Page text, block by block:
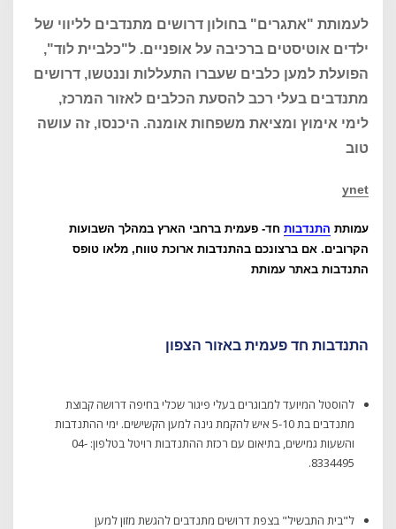
לעמותת "אתגרים" בחולון דרושים מתנדבים לליווי של
ילדים אוטיסטים ברכיבה על אופניים. ל"כלביית לוד",
הפועלת למען כלבים שעברו התעללות וננטשו, דרושים
מתנדבים בעלי רכב להסעת הכלבים לאזור המרכז,
לימי אימוץ ומציאת משפחות אומנה. היכנסו, זה עושה
טוב
ynet
עמותת התנדבות חד- פעמית ברחבי הארץ במהלך השבועות
הקרובים. אם ברצונכם בהתנדבות ארוכת טווח, מלאו טופס
התנדבות באתר עמותת
התנדבות חד פעמית באזור הצפון
להוסטל המיועד למבוגרים בעלי פיגור שכלי בחיפה דרושה קבוצת
מתנדבים בת 5-10 איש להקמת גינה למען הקשישים. ימי ההתנדבות
והשעות גמישים, בתיאום עם רכזת ההתנדבות רויטל בטלפון: 04-
8334495.
ל"בית התבשיל" בצפת דרושים מתנדבים להגשת מזון למען